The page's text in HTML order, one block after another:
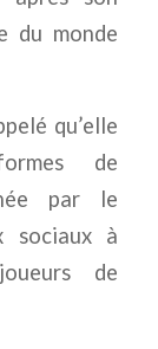
du monde
qu’elle
de
par le
sociaux à
de